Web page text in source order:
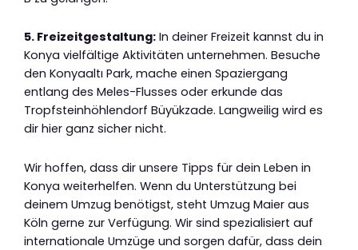
5. Freizeitgestaltung: In deiner Freizeit kannst du in
Konya vielfältige Aktivitäten unternehmen. Besuche
den Konyaaltı Park, mache einen Spaziergang
entlang des Meles-Flusses oder erkunde das
Tropfsteinhöhlendorf Büyükzade. Langweilig wird es
dir hier ganz sicher nicht.
Wir hoffen, dass dir unsere Tipps für dein Leben in
Konya weiterhelfen. Wenn du Unterstützung bei
deinem Umzug benötigst, steht Umzug Maier aus
Köln gerne zur Verfügung. Wir sind spezialisiert auf
internationale Umzüge und sorgen dafür, dass dein